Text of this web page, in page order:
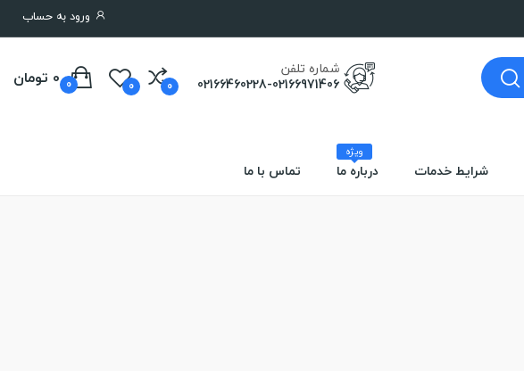
ورود به حساب
شماره تلفن
02166460228-02166971406
0
0 0 تومان 0
شرایط خدمات درباره ما
ویژه
تماس با ما